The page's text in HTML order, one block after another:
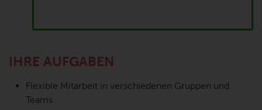
IHRE AUFGABEN
Flexible Mitarbeit in verschiedenen Gruppen und
Teams